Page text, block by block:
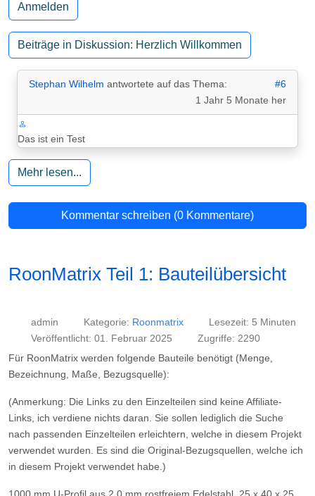
Anmelden
Beiträge in Diskussion: Herzlich Willkommen
Stephan Wilhelm antwortete auf das Thema:
#6
1 Jahr 5 Monate her
Das ist ein Test
Mehr lesen...
Kommentar schreiben (0 Kommentare)
RoonMatrix Teil 1: Bauteilübersicht
admin Kategorie: Roonmatrix
Lesezeit: 5 Minuten
Veröffentlicht: 01. Februar 2025
Zugriffe: 2290
Für RoonMatrix werden folgende Bauteile benötigt (Menge,
Bezeichnung, Maße, Bezugsquelle):
(Anmerkung: Die Links zu den Einzelteilen sind keine Affiliate-
Links, ich verdiene nichts daran. Sie sollen lediglich die Suche
nach passenden Einzelteilen erleichtern, welche in diesem Projekt
verwendet wurden. Es sind die Original-Bezugsquellen, welche ich
in diesem Projekt verwendet habe.)